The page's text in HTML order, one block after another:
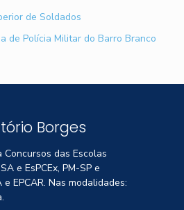
de Soldados
de Polícia Militar do Barro Branco
Borges
das Escolas
e EsPCEx, PM-SP e
EPCAR. Nas modalidades: